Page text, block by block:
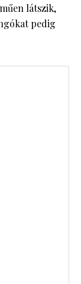
látszik,
pedig